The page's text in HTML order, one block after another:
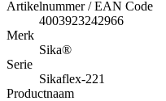
Artikelnummer / EAN Code
4003923242966
Merk
Sika®
Serie
Sikaflex-221
Productnaam